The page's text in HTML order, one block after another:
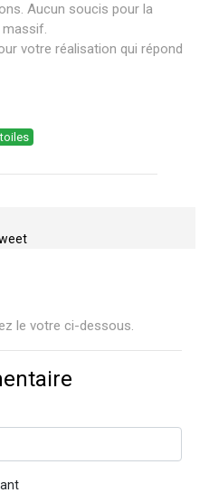
Aucun soucis pour la
votre réalisation qui répond
le votre ci-dessous.